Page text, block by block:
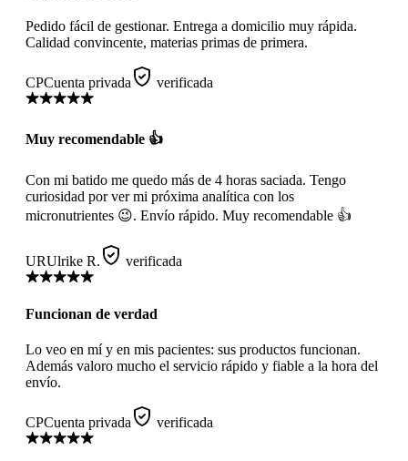
Pedido fácil de gestionar. Entrega a domicilio muy rápida.
Calidad convincente, materias primas de primera.
CPCuenta privada verificada
Muy recomendable 👍
Con mi batido me quedo más de 4 horas saciada. Tengo
curiosidad por ver mi próxima analítica con los
micronutrientes 😉. Envío rápido. Muy recomendable 👍
URUlrike R. verificada
Funcionan de verdad
Lo veo en mí y en mis pacientes: sus productos funcionan.
Además valoro mucho el servicio rápido y fiable a la hora del
envío.
CPCuenta privada verificada